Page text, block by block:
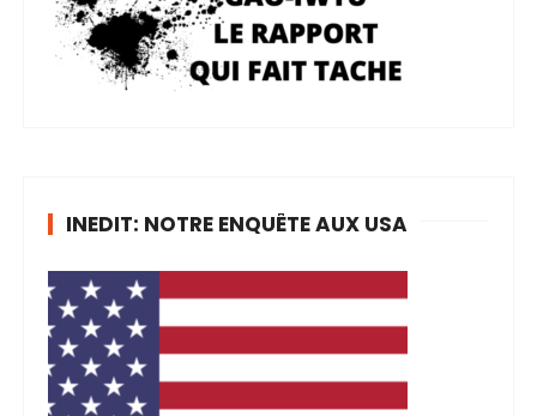
INEDIT: NOTRE ENQUÊTE AUX USA